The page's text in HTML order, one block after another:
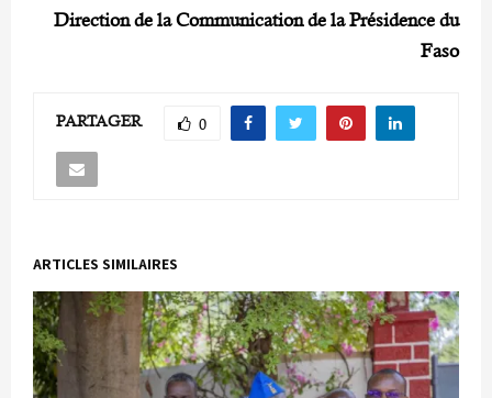
Direction de la Communication de la Présidence du
Faso
PARTAGER 0
ARTICLES SIMILAIRES